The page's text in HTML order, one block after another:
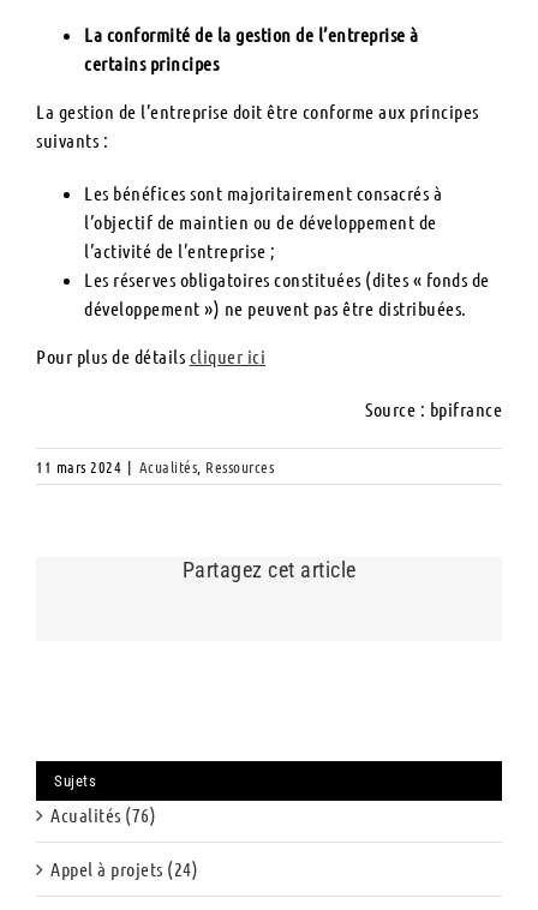
La conformité de la gestion de l’entreprise à
certains principes
La gestion de l’entreprise doit être conforme aux principes
suivants :
Les bénéfices sont majoritairement consacrés à
l’objectif de maintien ou de développement de
l’activité de l’entreprise ;
Les réserves obligatoires constituées (dites « fonds de
développement ») ne peuvent pas être distribuées.
Pour plus de détails cliquer ici
Source : bpifrance
11 mars 2024 | Acualités Ressources
Partagez cet article
Sujets
Acualités (76)
Appel à projets (24)